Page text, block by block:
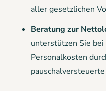
aller gesetzlichen
Beratung zur
unterstützen Sie
Personalkosten